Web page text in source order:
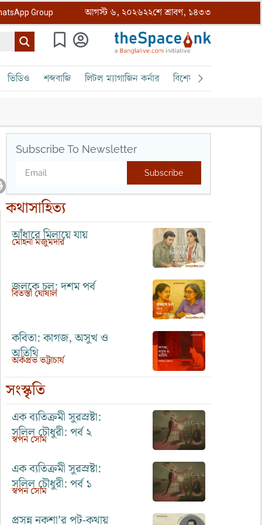
Group আগস্ট ৬, ২০২৬২২শে শ্রাবণ, ১৪৩৩
ভিডিও শব্দবাজি লিটল ম্যাগাজিন কর্নার বিশেষ ক্রোড়পত্র
Subscribe To Newsletter
Subscribe
কথাসাহিত্য
আঁধারে মিলায়ে যায়
মোহনা মজুমদার
জলকে চল: দশম পর্ব
বিতস্তা ঘোষাল
কবিতা: কাগজ, অসুখ ও
অতিথি
অর্কপ্রভ ভট্টাচার্য
সংস্কৃতি
এক ব্যতিক্রমী সুরস্রষ্টা:
সলিল চৌধুরী: পর্ব ২
স্বপন সোম
এক ব্যতিক্রমী সুরস্রষ্টা:
সলিল চৌধুরী: পর্ব ১
স্বপন সোম
প্রসন্ন নকশা’র পট-কথায়